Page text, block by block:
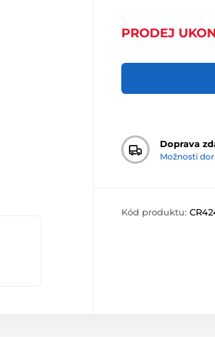
PRODEJ
Doprava
Možnosti
Kód produktu: